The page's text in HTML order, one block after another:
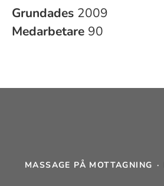
Grundades 2009
Medarbetare 90
MASSAGE PÅ MOTTAGNING ·